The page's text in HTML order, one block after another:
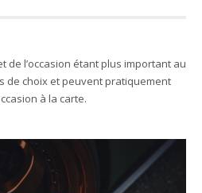
de l’occasion étant plus important au
de choix et peuvent pratiquement
à la carte.